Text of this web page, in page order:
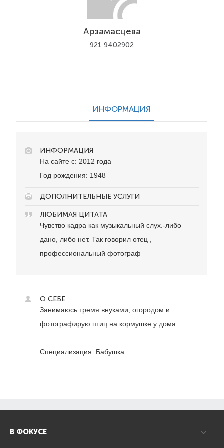
Арзамасцева
921 9402902
ИНФОРМАЦИЯ
ИНФОРМАЦИЯ
На сайте с: 2012 года
Год рождения: 1948
ДОПОЛНИТЕЛЬНЫЕ УСЛУГИ
ЛЮБИМАЯ ЦИТАТА
Чувство кадра как музыкальный слух.-либо
дано, либо нет. Так говорил отец ,
профессиональный фотограф
О СЕБЕ
Занимаюсь тремя внуками, огородом и
фотографирую птиц на кормушке у дома
Специализация: Бабушка
В ФОКУСЕ